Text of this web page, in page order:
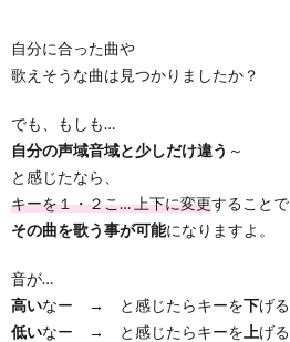
自分に合った曲や
歌えそうな曲は見つかりましたか？
でも、もしも…
自分の声域音域と少しだけ違う ～
と感じたなら、
キーを１・２こ… 上下に変更することで
その曲を歌う事が可能になりますよ。
音が…
高いなー → と感じたらキーを下げる
低いなー → と感じたらキーを 上げる